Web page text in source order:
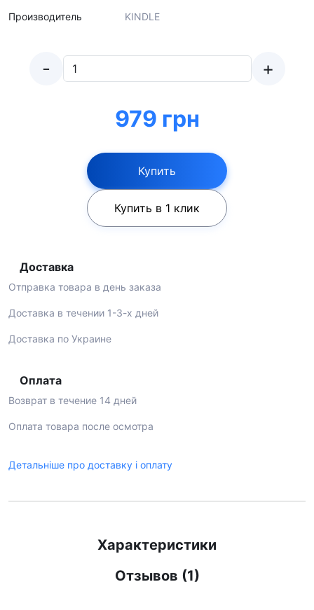
Производитель KINDLE
- +
979 грн
Купить
Купить в 1 клик
Доставка
Отправка товара в день заказа
Доставка в течении 1-3-х дней
Доставка по Украине
Оплата
Возврат в течение 14 дней
Оплата товара после осмотра
Детальніше про доставку і оплату
Характеристики
Отзывов (1)